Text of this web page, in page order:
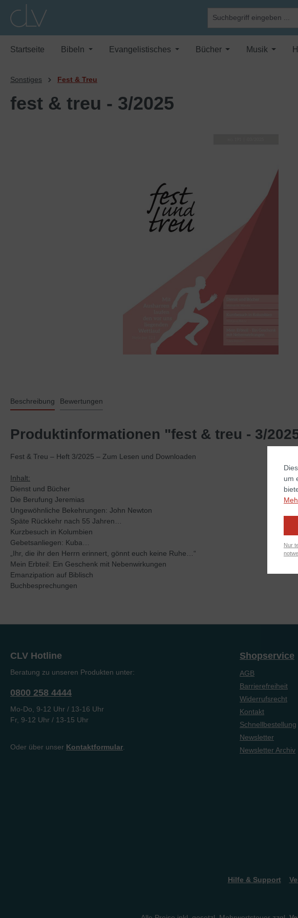
Zur Hauptnavigation springen
Startseite Bibeln Evangelistisches Bücher Musik
Sonstiges Fest & Treu
fest & treu - 3/2025
Beschreibung Bewertungen
Produktinformationen "fest & treu - 3/
Fest & Treu – Heft 3/2025 – Zum Lesen und Downloaden
Inhalt:
Dienst und Bücher
Die Berufung Jeremias
Ungewöhnliche Bekehrungen: John Newton
Späte Rückkehr nach 55 Jahren…
Kurzbesuch in Kolumbien
Gebetsanliegen: Kuba…
„Ihr, die ihr den Herrn erinnert, gönnt euch keine Ruhe…“
Mein Erbteil: Ein Geschenk mit Nebenwirkungen
Emanzipation auf Biblisch
Buchbesprechungen
CLV Hotline
Beratung zu unseren Produkten unter:
0800 258 4444
Mo-Do, 9-12 Uhr / 13-16 Uhr
Fr, 9-12 Uhr / 13-15 Uhr
Oder über unser Kontaktformular.
Shopservice
AGB
Barrierefreiheit
Widerrufsrecht
Kontakt
Schnellbestellung
Newsletter
Newsletter Archiv
Hilfe & Support
um
Nur